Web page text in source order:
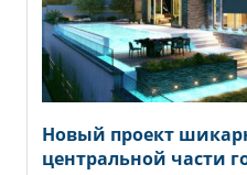
Новый проект
центральной части